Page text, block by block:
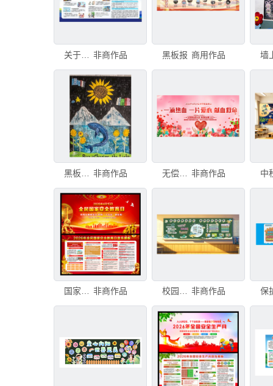
非商作品 黑板报 商用作品
非商作品 无偿献血板报 非商作品
国家安全板报 非商作品 校园黑板报 非商作品